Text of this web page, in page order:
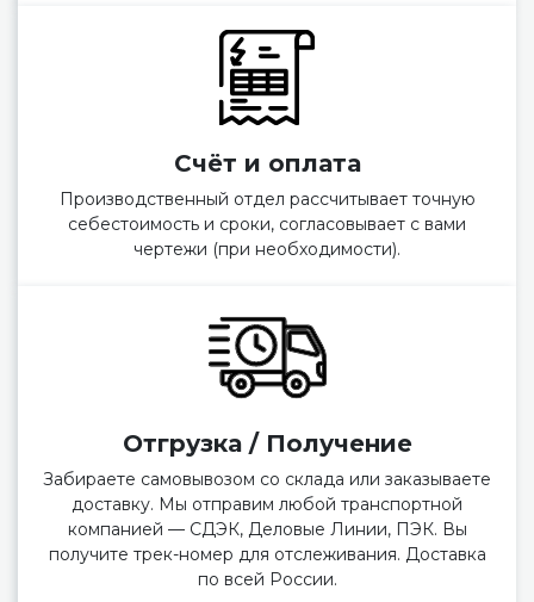
Счёт и оплата
Производственный отдел рассчитывает точную
себестоимость и сроки, согласовывает с вами
чертежи (при необходимости).
Отгрузка / Получение
Забираете самовывозом со склада или заказываете
доставку. Мы отправим любой транспортной
компанией — СДЭК, Деловые Линии, ПЭК. Вы
получите трек-номер для отслеживания. Доставка
по всей России.